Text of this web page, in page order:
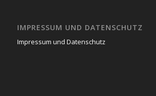
IMPRESSUM UND DATENSCHUTZ
Impressum und Datenschutz